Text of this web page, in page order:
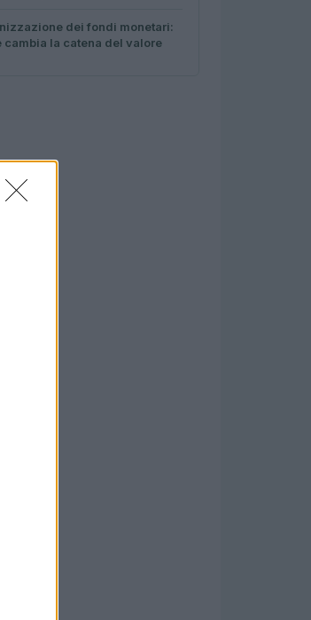
dei fondi monetari:
cambia la catena del valore